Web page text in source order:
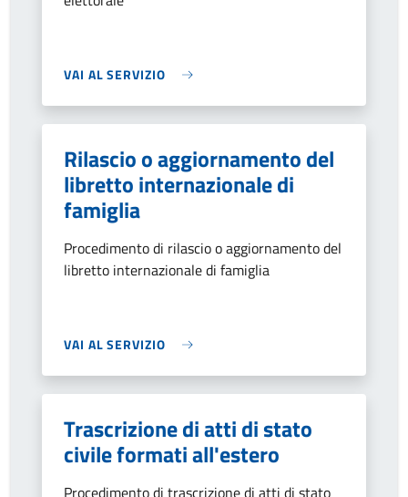
VAI AL SERVIZIO
Rilascio o aggiornamento del
libretto internazionale di
famiglia
Procedimento di rilascio o aggiornamento del
libretto internazionale di famiglia
VAI AL SERVIZIO
Trascrizione di atti di stato
civile formati all'estero
Procedimento di trascrizione di atti di stato